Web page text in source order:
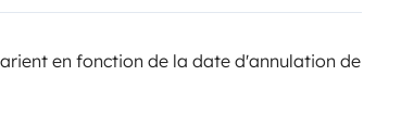
en fonction de la date d'annulation de